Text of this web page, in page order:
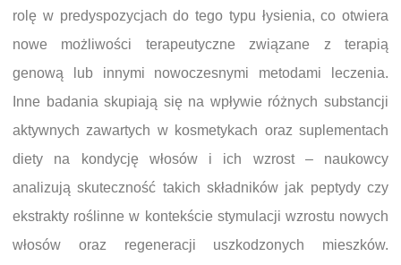
rolę w predyspozycjach do tego typu łysienia, co otwiera
nowe możliwości terapeutyczne związane z terapią
genową lub innymi nowoczesnymi metodami leczenia.
Inne badania skupiają się na wpływie różnych substancji
aktywnych zawartych w kosmetykach oraz suplementach
diety na kondycję włosów i ich wzrost – naukowcy
analizują skuteczność takich składników jak peptydy czy
ekstrakty roślinne w kontekście stymulacji wzrostu nowych
włosów oraz regeneracji uszkodzonych mieszków.